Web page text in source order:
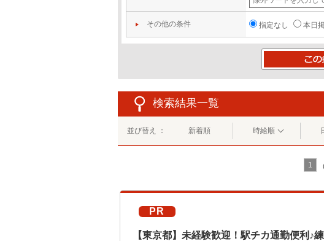
その他の条件 指定なし 本日
検索結果一覧
並び替え ： 新着順 時給順
1
PR
【東京都】未経験歓迎！駅チカ通勤便利♪